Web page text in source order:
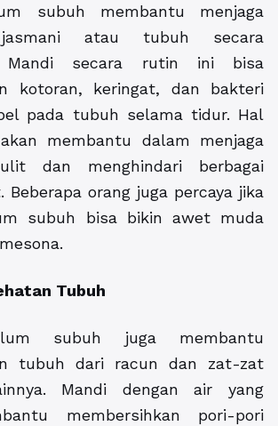
subuh membantu menjaga
jasmani atau tubuh secara
Mandi secara rutin ini bisa
kotoran, keringat, dan bakteri
pada tubuh selama tidur. Hal
membantu dalam menjaga
dan menghindari berbagai
orang juga percaya jika
subuh bisa bikin awet muda
Tubuh
subuh juga membantu
tubuh dari racun dan zat-zat
Mandi dengan air yang
membersihkan pori-pori